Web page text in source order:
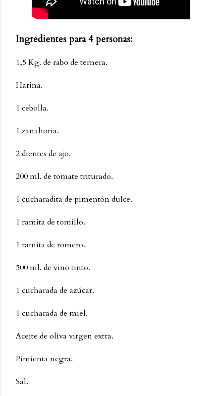
Ingredientes para 4 personas:
1,5 Kg. de rabo de ternera.
Harina.
1 cebolla.
1 zanahoria.
2 dientes de ajo.
200 ml. de tomate triturado.
1 cucharadita de pimentón dulce.
1 ramita de tomillo.
1 ramita de romero.
500 ml. de vino tinto.
1 cucharada de azúcar.
1 cucharada de miel.
Aceite de oliva virgen extra.
Pimienta negra.
Sal.